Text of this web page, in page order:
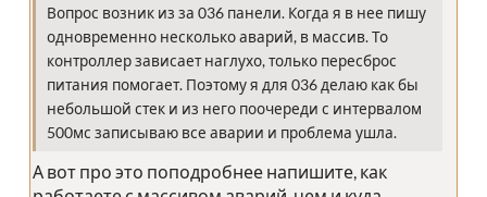
Вопрос возник из за 036 панели. Когда я в нее пишу
одновременно несколько аварий, в массив. То
контроллер зависает наглухо, только пересброс
питания помогает. Поэтому я для 036 делаю как бы
небольшой стек и из него поочереди с интервалом
500мс записываю все аварии и проблема ушла.
А вот про это поподробнее напишите, как